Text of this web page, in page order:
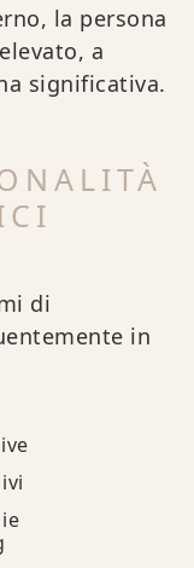
la persona
a
significativa.
di
in